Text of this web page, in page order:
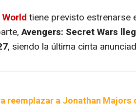
tiene previsto estrenarse
Avengers: Secret Wars
, siendo la última cinta
reemplazar a Jonathan Majors